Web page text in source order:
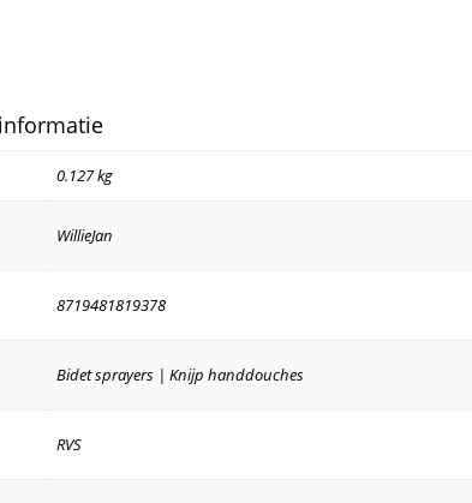
0.127 kg
WillieJan
8719481819378
Bidet sprayers | Knijp handdouches
RVS